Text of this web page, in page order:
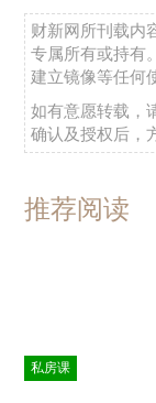
财新网所刊载内
专属所有或持有
建立镜像等任何
如有意愿转载，
确认及授权后，
推荐阅读
私房课